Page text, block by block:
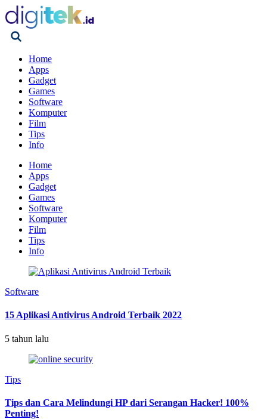
Home
Apps
Gadget
Games
Software
Komputer
Film
Tips
Info
Home
Apps
Gadget
Games
Software
Komputer
Film
Tips
Info
Software
15 Aplikasi Antivirus Android Terbaik 2022
5 tahun lalu
Tips
Tips dan Cara Melindungi HP dari Serangan Hacker! 100%
Penting!